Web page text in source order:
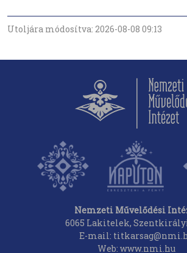
Utoljára módosítva: 2026-08-08 09:13
Nemzeti Művelődési
6065 Lakitelek, Szentkirályi
E-mail:
Web: www.nmi.hu